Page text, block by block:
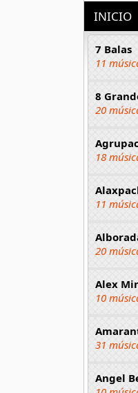
INICIO
7 Balas
11
8
20
18
11
20
Alex
10
31
Angel